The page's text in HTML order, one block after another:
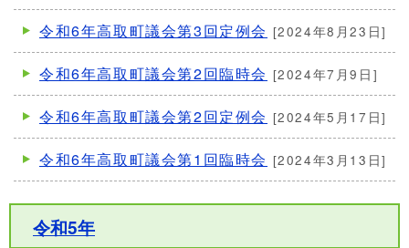
令和6年高取町議会第3回定例会 [2024年8月23日]
令和6年高取町議会第2回臨時会 [2024年7月9日]
令和6年高取町議会第2回定例会 [2024年5月17日]
令和6年高取町議会第1回臨時会 [2024年3月13日]
令和5年